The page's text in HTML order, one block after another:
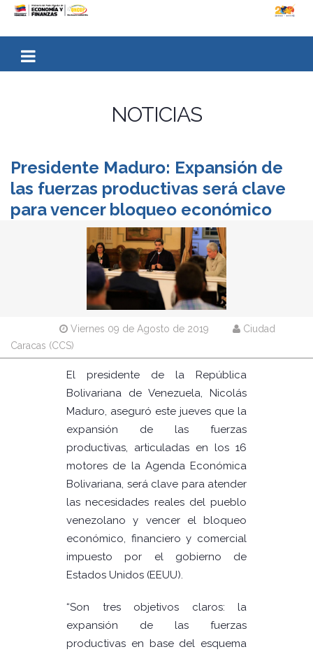
NOTICIAS
Presidente Maduro: Expansión de
las fuerzas productivas será clave
para vencer bloqueo económico
Viernes 09 de Agosto de 2019
Ciudad
Caracas (CCS)
El presidente de la República
Bolivariana de Venezuela, Nicolás
Maduro, aseguró este jueves que la
expansión de las fuerzas
productivas, articuladas en los 16
motores de la Agenda Económica
Bolivariana, será clave para atender
las necesidades reales del pueblo
venezolano y vencer el bloqueo
económico, financiero y comercial
impuesto por el gobierno de
Estados Unidos (EEUU).
“Son tres objetivos claros: la
expansión de las fuerzas
productivas en base del esquema